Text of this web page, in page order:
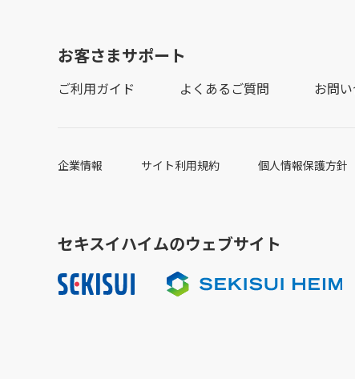
お客さまサポート
ご利用ガイド よくあるご質問 お問
企業情報 サイト利用規約 個人情報保護方針
セキスイハイムのウェブサイト